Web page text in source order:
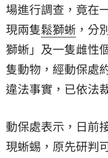
場進行調查，竟在
現兩隻鬆獅蜥 ，分
獅蜥」及一隻雌性
隻動物，經動保處
違法事實，已依法
動保處表示，日前
現蜥蜴，原先研判